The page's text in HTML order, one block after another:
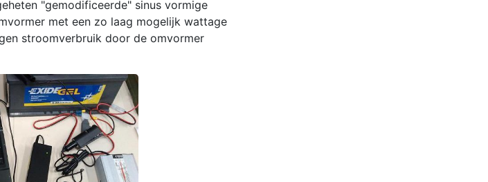
"gemodificeerde" sinus vormige
met een zo laag mogelijk wattage
stroomverbruik door de omvormer